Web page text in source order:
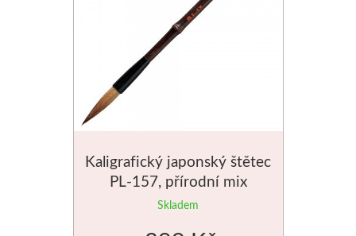
Kaligrafický japonský štětec
PL-157, přírodní mix
Skladem